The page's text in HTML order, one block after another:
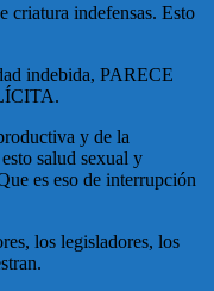
criatura indefensas. Esto
indebida, PARECE
y de la
salud sexual y
es eso de interrupción
los legisladores, los